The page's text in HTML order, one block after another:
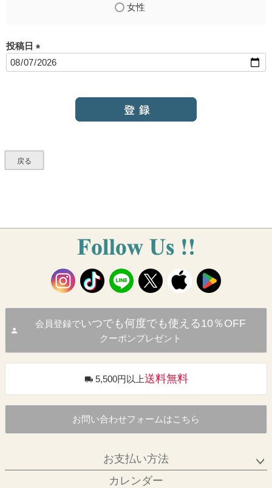
女性
投稿日
(
戻る
会員登録でいつでも何度でも使える10％OFF
クーポンプレゼント
5,500円以上送料無料
お問い合わせフォームはこちら
お支払い方法
カレンダー